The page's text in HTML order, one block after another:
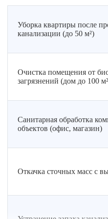
для
подбора
план
работ
точный
стоимости
Уборка квартиры после
канализации (до 50 м²)
Очистка помещения от
загрязнений (дом до 100
Санитарная обработка
объектов (офис, магазин)
Откачка сточных масс с